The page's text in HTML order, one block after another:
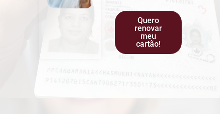
Quero
renovar
meu
cartão!